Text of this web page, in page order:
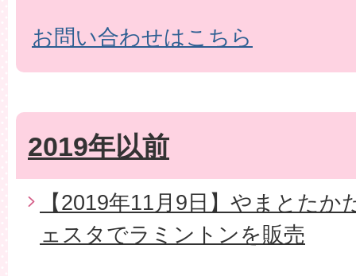
お問い合わせはこちら
2019年以前
【2019年11月9日】やまとた
ェスタでラミントンを販売